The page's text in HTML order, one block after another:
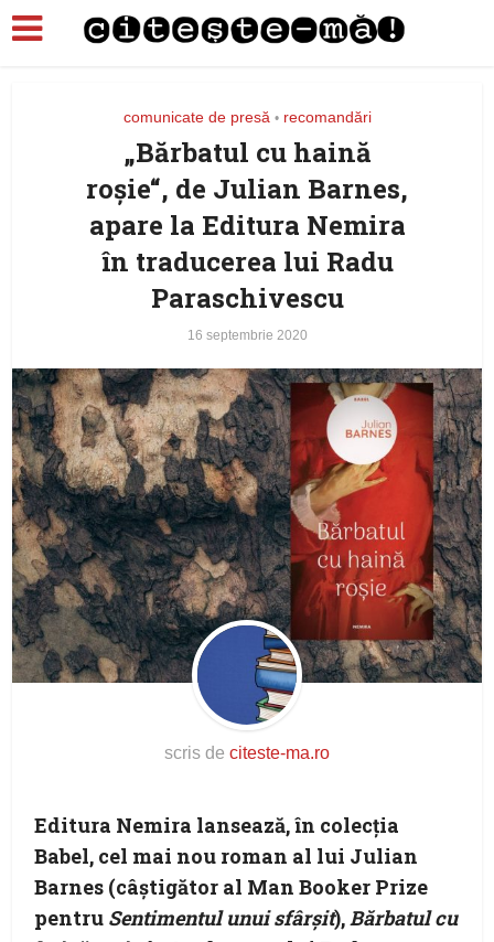
comunicate de presă • recomandări
„Bărbatul cu haină
roșie“, de Julian Barnes,
apare la Editura Nemira
în traducerea lui Radu
Paraschivescu
16 septembrie 2020
scris de citeste-ma.ro
Editura Nemira lansează, în colecția
Babel, cel mai nou roman al lui Julian
Barnes (câștigător al Man Booker Prize
pentru Sentimentul unui sfârșit), Bărbatul cu